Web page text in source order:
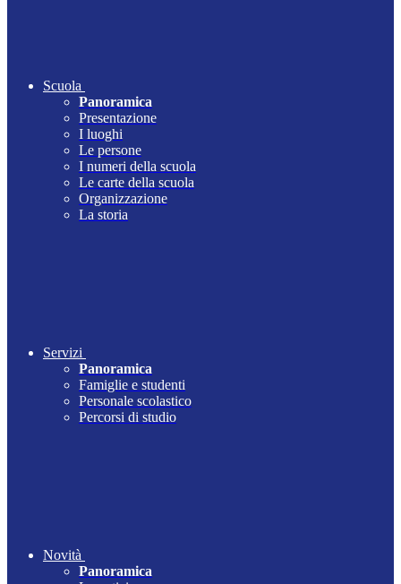
Scuola
Panoramica
Presentazione
I luoghi
Le persone
I numeri della scuola
Le carte della scuola
Organizzazione
La storia
Servizi
Panoramica
Famiglie e studenti
Personale scolastico
Percorsi di studio
Novità
Panoramica